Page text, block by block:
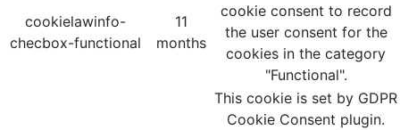
cookielawinfo-
checbox-functional
11
months
cookie consent to record
the user consent for the
cookies in the category
"Functional".
This cookie is set by GDPR
Cookie Consent plugin.